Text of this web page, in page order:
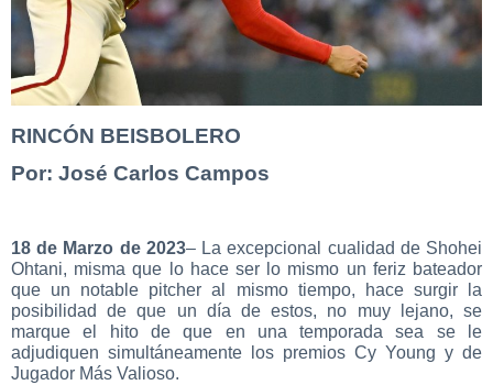
RINCÓN BEISBOLERO
Por: José Carlos Campos
18 de Marzo de 2023– La excepcional cualidad de Shohei
Ohtani, misma que lo hace ser lo mismo un feriz bateador
que un notable pitcher al mismo tiempo, hace surgir la
posibilidad de que un día de estos, no muy lejano, se
marque el hito de que en una temporada sea se le
adjudiquen simultáneamente los premios Cy Young y de
Jugador Más Valioso.